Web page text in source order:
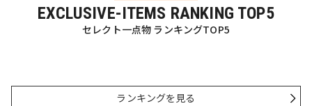
EXCLUSIVE-ITEMS RANKING TOP5
セレクト一点物 ランキングTOP5
ランキングを見る